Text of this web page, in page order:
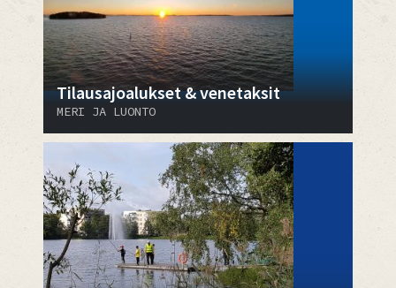
Tilausajoalukset & venetaksit
MERI JA LUONTO